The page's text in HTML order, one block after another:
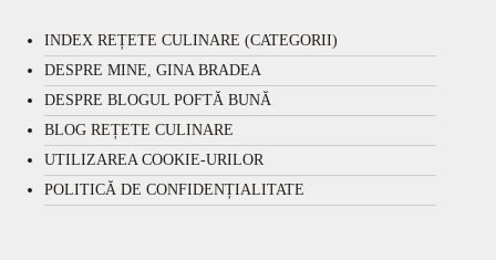
INDEX REȚETE CULINARE (CATEGORII)
DESPRE MINE, GINA BRADEA
DESPRE BLOGUL POFTĂ BUNĂ
BLOG REȚETE CULINARE
UTILIZAREA COOKIE-URILOR
POLITICĂ DE CONFIDENȚIALITATE